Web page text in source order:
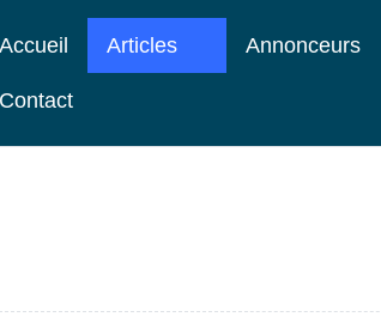
Accueil Articles Annonceurs
Contact